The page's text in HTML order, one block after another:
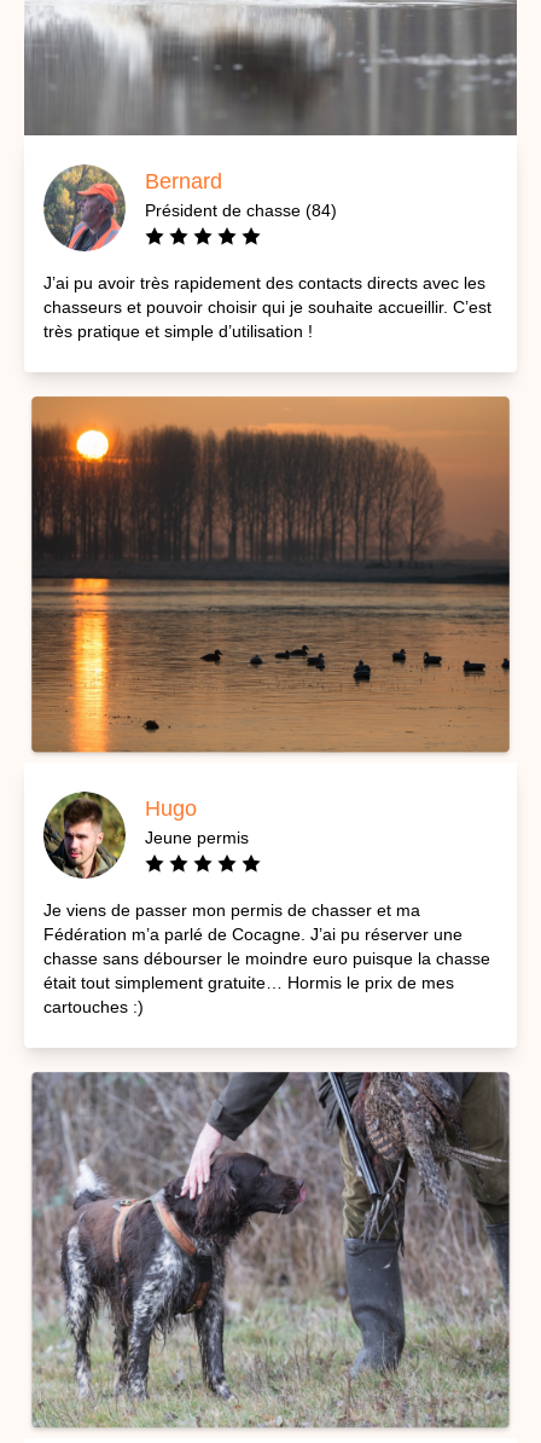
Bernard
Président de chasse (84)
J’ai pu avoir très rapidement des contacts directs avec les
chasseurs et pouvoir choisir qui je souhaite accueillir. C’est
très pratique et simple d’utilisation !
Hugo
Jeune permis
Je viens de passer mon permis de chasser et ma
Fédération m’a parlé de Cocagne. J’ai pu réserver une
chasse sans débourser le moindre euro puisque la chasse
était tout simplement gratuite… Hormis le prix de mes
cartouches :)